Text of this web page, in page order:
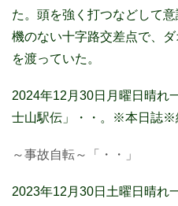
た。頭を強く打つなどして
機のない十字路交差点で、
を渡っていた。
2024年12月30日月曜日晴れ
士山駅伝」・・。※本日誌※
～事故自転～「・・」
2023年12月30日土曜日晴れ